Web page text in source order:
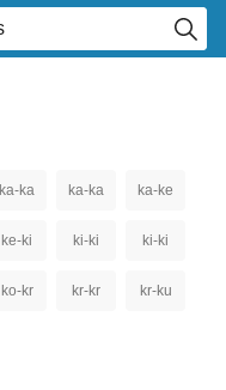
ka-ka ka-ka ka-ke
ke-ki ki-ki ki-ki
ko-kr kr-kr kr-ku